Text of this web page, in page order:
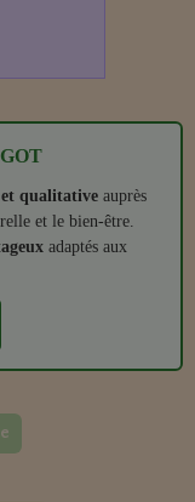
qualitativeauprès
et le bien‑être.
adaptés aux